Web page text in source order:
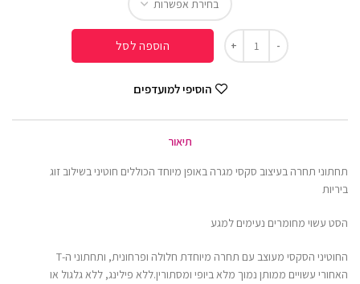
הוספה לסל
הוסיפי למועדפים
תיאור
תחתוני תחרה בעיצוב סקסי מגרה באופן מיוחד הכוללים חוטיני בשילוב זוג
ביריות
הסט עשוי מחומרים נעימים למגע
החוטיני הסקסי מעוצב עם תחרה מיוחדת חלולה ופרחונית, ותחתוני ה-T
האחורי עשויים ממותן נמוך מלא ביופי ומסתורין.ללא פילינג, ללא גלגול או